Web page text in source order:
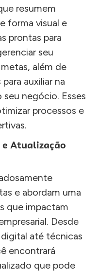
resumem
forma visual e
prontas para
seu
além de
auxiliar na
negócio. Esses
processos e
Atualização
e abordam uma
que impactam
Desde
até técnicas
encontrará
que pode